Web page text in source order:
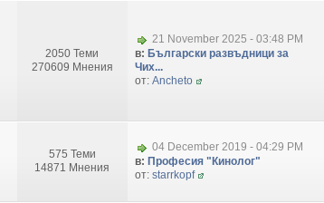
2050 Теми
270609 Мнения
21 November 2025 - 03:48 PM
в: Български развъдници за
Чих...
от: Ancheto
575 Теми
14871 Мнения
04 December 2019 - 04:29 PM
в: Професия "Кинолог"
от: starrkopf